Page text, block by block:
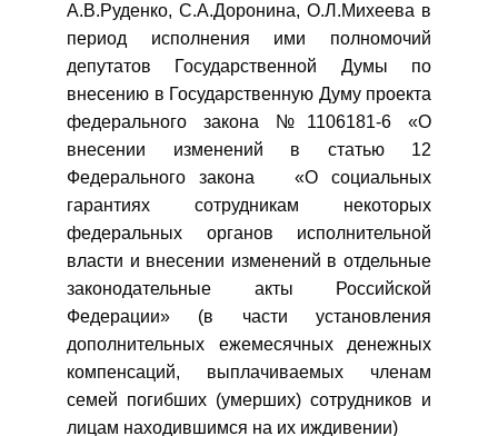
А.В.Руденко, С.А.Доронина, О.Л.Михеева в
период исполнения ими полномочий
депутатов Государственной Думы по
внесению в Государственную Думу проекта
федерального закона №1106181-6 «О
внесении изменений в статью 12
Федерального закона «О социальных
гарантиях сотрудникам некоторых
федеральных органов исполнительной
власти и внесении изменений в отдельные
законодательные акты Российской
Федерации» (в части установления
дополнительных ежемесячных денежных
компенсаций, выплачиваемых членам
семей погибших (умерших) сотрудников и
лицам находившимся на их иждивении)